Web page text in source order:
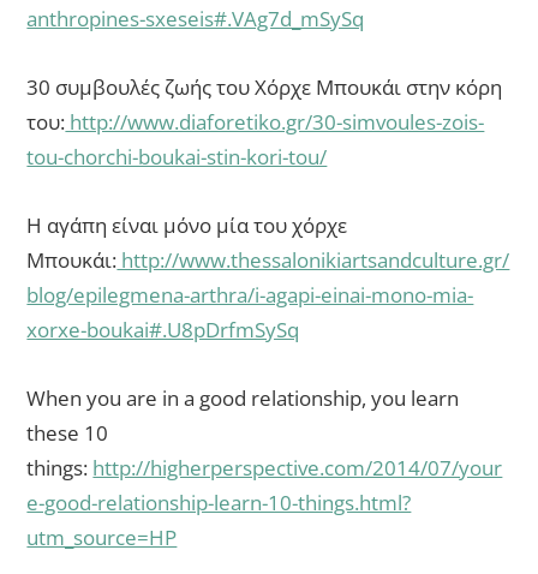
anthropines-sxeseis#.VAg7d_mSySq
30 συμβουλές ζωής του Χόρχε Μπουκάι στην κόρη
του: http://www.diaforetiko.gr/30-simvoules-zois-
tou-chorchi-boukai-stin-kori-tou/
Η αγάπη είναι μόνο μία του χόρχε
Μπουκάι: http://www.thessalonikiartsandculture.gr/
blog/epilegmena-arthra/i-agapi-einai-mono-mia-
xorxe-boukai#.U8pDrfmSySq
When you are in a good relationship, you learn
these 10
things: http://higherperspective.com/2014/07/your
e-good-relationship-learn-10-things.html?
utm_source=HP